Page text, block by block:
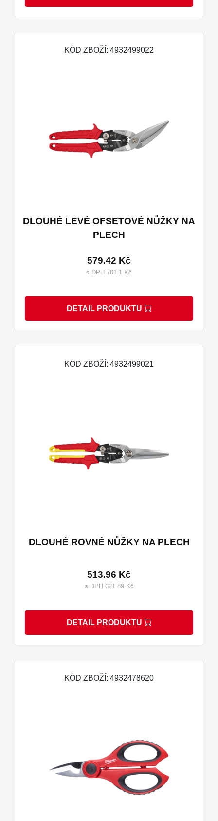
KÓD ZBOŽÍ: 4932499022
DLOUHÉ LEVÉ OFSETOVÉ NŮŽKY NA
PLECH
579.42 Kč
s DPH 701.1 Kč
DETAIL PRODUKTU
KÓD ZBOŽÍ: 4932499021
DLOUHÉ ROVNÉ NŮŽKY NA PLECH
513.96 Kč
s DPH 621.89 Kč
DETAIL PRODUKTU
KÓD ZBOŽÍ: 4932478620